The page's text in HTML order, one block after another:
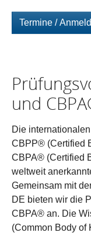
Termine /
und
Die
CBPP® (Certified
CBPA® (Certified
weltweit
Gemeinsam mit
DE bieten wir die
CBPA® an. Die
(Common Body